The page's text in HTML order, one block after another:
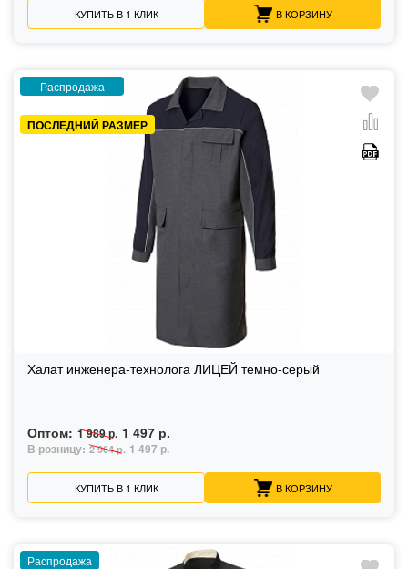
КУПИТЬ В 1 КЛИК В КОРЗИНУ
Распродажа
ПОСЛЕДНИЙ РАЗМЕР
Халат инженера-технолога ЛИЦЕЙ темно-серый
Оптом: 1 989 р. 1 497 р.
В розницу: 2 964 р. 1 497 р.
КУПИТЬ В 1 КЛИК В КОРЗИНУ
Распродажа